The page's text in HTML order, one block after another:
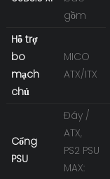
gồm
Hỗ trợ
bo
mạch
chủ
MICO
ATX/ITX
Cổng
PSU
Đáy /
ATX,
PS2 PSU
MAX: